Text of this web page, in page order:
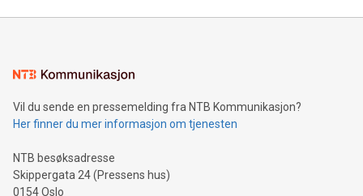
Vil du sende en pressemelding fra NTB Kommunikasjon?
Her finner du mer informasjon om tjenesten
NTB besøksadresse
Skippergata 24 (Pressens hus)
0154 Oslo